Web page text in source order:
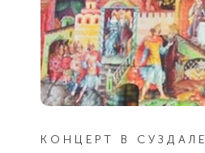
КОНЦЕРТ В СУЗДАЛЕ